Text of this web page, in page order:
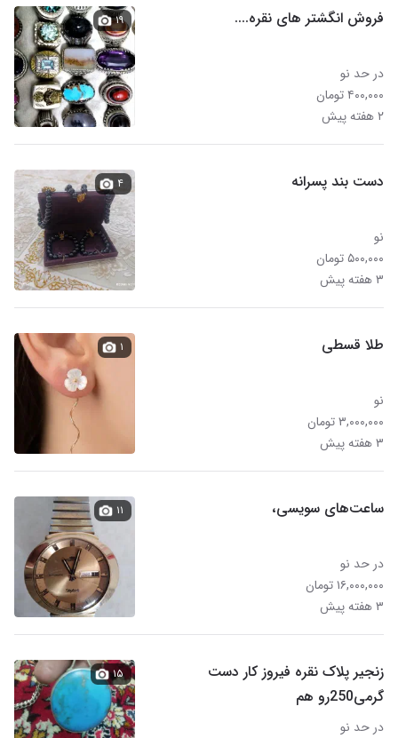
فروش انگشتر های نقره....
در حد نو
۴۰۰,۰۰۰ تومان
۲ هفته پیش
۱۹
دست بند پسرانه
نو
۵۰۰,۰۰۰ تومان
۳ هفته پیش
۴
طلا قسطی
نو
۳,۰۰۰,۰۰۰ تومان
۳ هفته پیش
۱
ساعت‌های سویسی،
در حد نو
۱۶,۰۰۰,۰۰۰ تومان
۳ هفته پیش
۱۱
زنجیر پلاک نقره فیروز کار دست
گرمی250رو هم
در حد نو
۱۵